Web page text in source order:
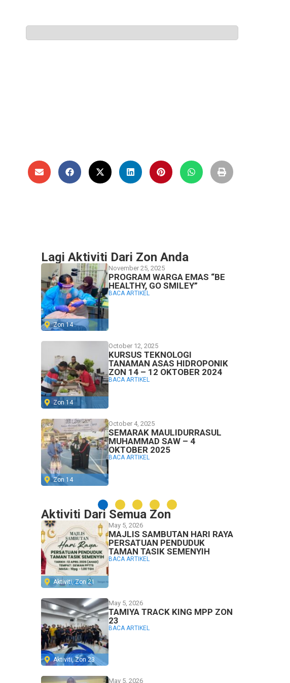
Lagi Aktiviti Dari Zon Anda
Zon 14
November 25, 2025
PROGRAM WARGA EMAS “BE
HEALTHY, GO SMILEY”
BACA ARTIKEL
Zon 14
October 12, 2025
KURSUS TEKNOLOGI
TANAMAN ASAS HIDROPONIK
ZON 14 – 12 OKTOBER 2024
BACA ARTIKEL
Zon 14
October 4, 2025
SEMARAK MAULIDURRASUL
MUHAMMAD SAW – 4
OKTOBER 2025
BACA ARTIKEL
Aktiviti Dari Semua Zon
Aktiviti,Zon 21
May 5, 2026
MAJLIS SAMBUTAN HARI RAYA
PERSATUAN PENDUDUK
TAMAN TASIK SEMENYIH
BACA ARTIKEL
Aktiviti,Zon 23
May 5, 2026
TAMIYA TRACK KING MPP ZON
23
BACA ARTIKEL
May 5, 2026